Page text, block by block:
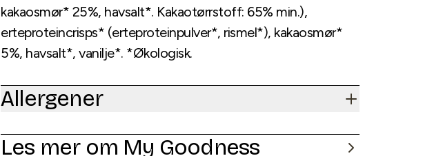
kakaosmør* 25%, havsalt*. Kakaotørrstoff: 65% min.),
erteproteincrisps* (erteproteinpulver*, rismel*), kakaosmør*
5%, havsalt*, vanilje*. *Økologisk.
Allergener
Les mer om My Goodness